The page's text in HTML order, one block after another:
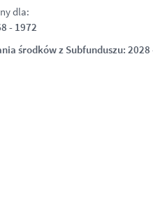
dla:
- 1972
środków z Subfunduszu: 2028